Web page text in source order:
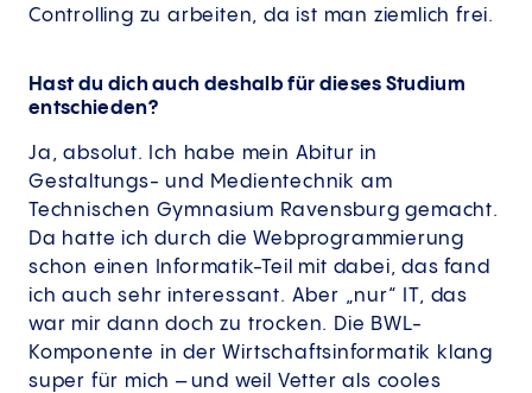
Controlling zu arbeiten, da ist man ziemlich frei.
Hast du dich auch deshalb für dieses Studium
entschieden?
Ja, absolut. Ich habe mein Abitur in
Gestaltungs- und Medientechnik am
Technischen Gymnasium Ravensburg gemacht.
Da hatte ich durch die Webprogrammierung
schon einen Informatik-Teil mit dabei, das fand
ich auch sehr interessant. Aber „nur“ IT, das
war mir dann doch zu trocken. Die BWL-
Komponente in der Wirtschaftsinformatik klang
super für mich – und weil Vetter als cooles